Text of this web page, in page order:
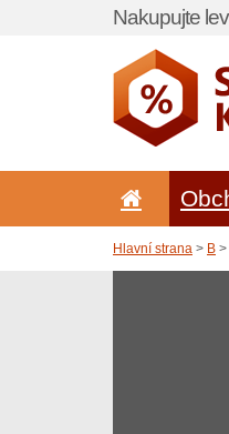
Nakupujte
Hlavní strana > B